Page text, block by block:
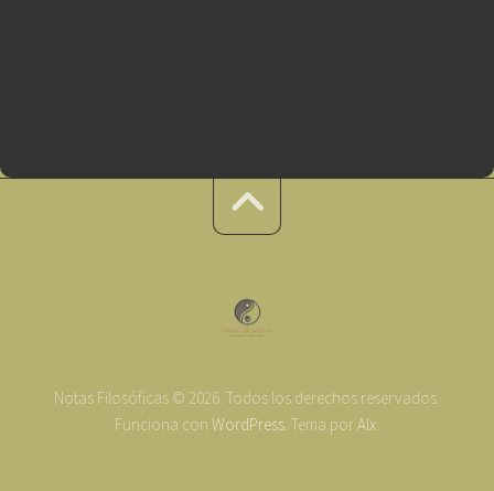
Notas Filosóficas © 2026. Todos los derechos reservados.
Funciona con WordPress. Tema porAlx.